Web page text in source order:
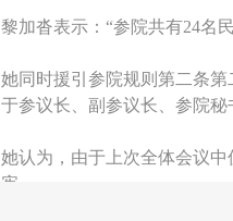
黎加沓表示：“参院共有24名
她同时援引参院规则第二条
于参议长、副参议长、参院秘
她认为，由于上次全体会议
宪。